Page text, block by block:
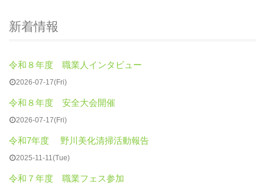
新着情報
令和８年度 職業人インタビュー
2026-07-17(Fri)
令和８年度 安全大会開催
2026-07-17(Fri)
令和7年度 野川美化清掃活動報告
2025-11-11(Tue)
令和７年度 職業フェス参加